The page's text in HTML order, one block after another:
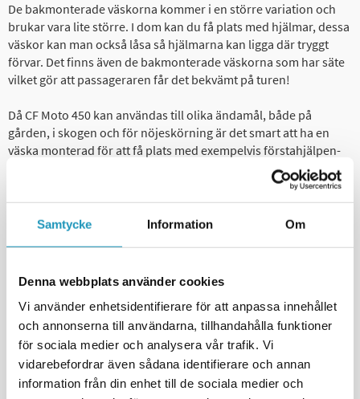
Samtycke Information Om
Denna webbplats använder cookies
Vi använder enhetsidentifierare för att anpassa innehållet
och annonserna till användarna, tillhandahålla funktioner
för sociala medier och analysera vår trafik. Vi
vidarebefordrar även sådana identifierare och annan
information från din enhet till de sociala medier och
De bakmonterade väskorna kommer i en större variation och
brukar vara lite större. I dom kan du få plats med hjälmar, dessa
väskor kan man också låsa så hjälmarna kan ligga där tryggt
förvar. Det finns även de bakmonterade väskorna som har säte
vilket gör att passageraren får det bekvämt på turen!
Då CF Moto 450 kan användas till olika ändamål, både på
gården, i skogen och för nöjeskörning är det smart att ha en
väska monterad för att få plats med exempelvis förstahjälpen-
band och lite extra bensin ifall något oväntat händer! Såklart får
Väska till CF Moto C Force 450
UNIVERSAL UNIVERSAL